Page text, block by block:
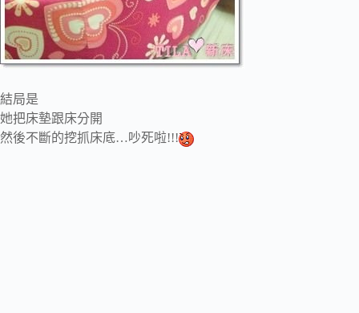
結局是
她把床墊跟床分開
然後不斷的挖抓床底…吵死啦!!!